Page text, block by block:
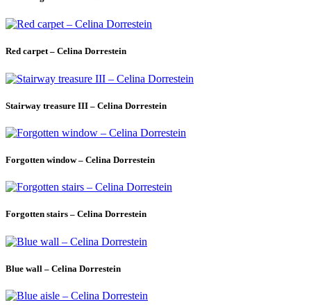
Red carpet – Celina Dorrestein
Stairway treasure III – Celina Dorrestein
Forgotten window – Celina Dorrestein
Forgotten stairs – Celina Dorrestein
Blue wall – Celina Dorrestein